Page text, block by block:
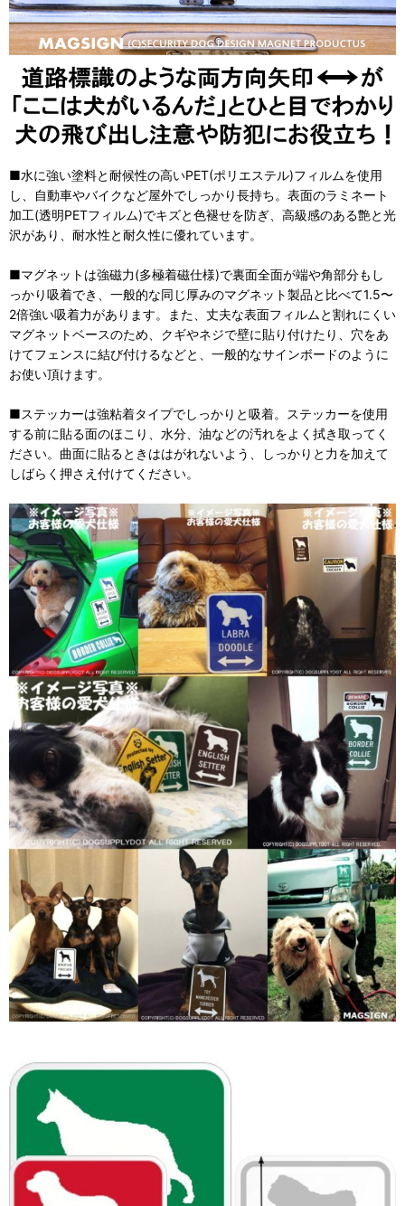
■水に強い塗料と耐候性の高いPET(ポリエステル)フィルムを使用
し、自動車やバイクなど屋外でしっかり長持ち。表面のラミネート
加工(透明PETフィルム)でキズと色褪せを防ぎ、高級感のある艶と光
沢があり、耐水性と耐久性に優れています。
■マグネットは強磁力(多極着磁仕様)で裏面全面が端や角部分もし
っかり吸着でき、一般的な同じ厚みのマグネット製品と比べて1.5〜
2倍強い吸着力があります。また、丈夫な表面フィルムと割れにくい
マグネットベースのため、クギやネジで壁に貼り付けたり、穴をあ
けてフェンスに結び付けるなどと、一般的なサインボードのように
お使い頂けます。
■ステッカーは強粘着タイプでしっかりと吸着。ステッカーを使用
する前に貼る面のほこり、水分、油などの汚れをよく拭き取ってく
ださい。曲面に貼るときははがれないよう、しっかりと力を加えて
しばらく押さえ付けてください。